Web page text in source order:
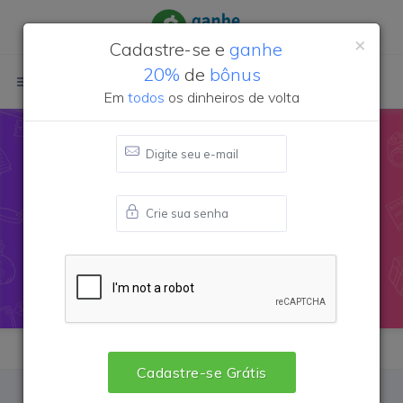
Login Cadastre-se
Cupom de desconto
OQVestir
×
Cadastre-se e ganhe
20% de bônus
Em todos os dinheiros de volta
Cadastre-se Grátis